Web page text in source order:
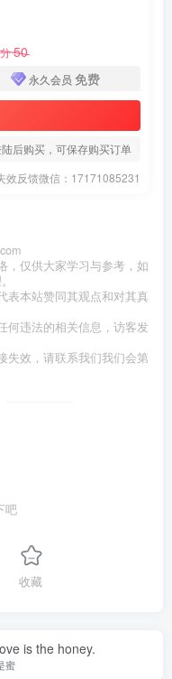
50
永久会员 免费
后购买，可保存购买订单
效反馈微信：17171085231
，仅供大家学习与参考，如
表本站赞同其观点和对其真
何违法的相关信息，访客发
失效，请联系我们我们会第
吧
收藏
is the honey.
蜜